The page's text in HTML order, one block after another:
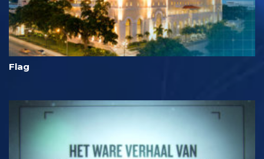
Flag